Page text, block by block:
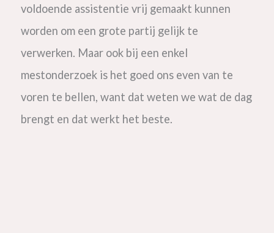
voldoende assistentie vrij gemaakt kunnen
worden om een grote partij gelijk te
verwerken. Maar ook bij een enkel
mestonderzoek is het goed ons even van te
voren te bellen, want dat weten we wat de dag
brengt en dat werkt het beste.